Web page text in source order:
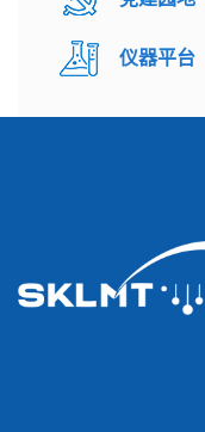
仪器平台